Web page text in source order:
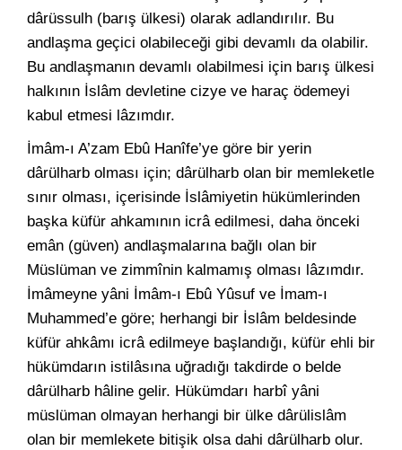
dârüssulh (barış ülkesi) olarak adlandırılır. Bu
andlaşma geçici olabileceği gibi devamlı da olabilir.
Bu andlaşmanın devamlı olabilmesi için barış ülkesi
halkının İslâm devletine cizye ve haraç ödemeyi
kabul etmesi lâzımdır.
İmâm-ı A’zam Ebû Hanîfe’ye göre bir yerin
dârülharb olması için; dârülharb olan bir memleketle
sınır olması, içerisinde İslâmiyetin hükümlerinden
başka küfür ahkamının icrâ edilmesi, daha önceki
emân (güven) andlaşmalarına bağlı olan bir
Müslüman ve zimmînin kalmamış olması lâzımdır.
İmâmeyne yâni İmâm-ı Ebû Yûsuf ve İmam-ı
Muhammed’e göre; herhangi bir İslâm beldesinde
küfür ahkâmı icrâ edilmeye başlandığı, küfür ehli bir
hükümdarın istilâsına uğradığı takdirde o belde
dârülharb hâline gelir. Hükümdarı harbî yâni
müslüman olmayan herhangi bir ülke dârülislâm
olan bir memlekete bitişik olsa dahi dârülharb olur.